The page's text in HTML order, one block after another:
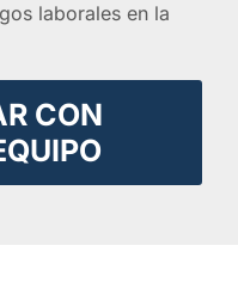
laborales en la
CON